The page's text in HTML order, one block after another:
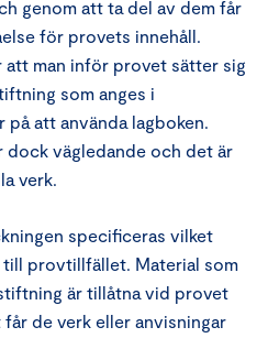
genom att ta del av dem får
för provets innehåll.
att man inför provet sätter sig
som anges i
att använda lagboken.
vägledande och det är
verk.
specificeras vilket
till provtillfället. Material som
är tillåtna vid provet
de verk eller anvisningar